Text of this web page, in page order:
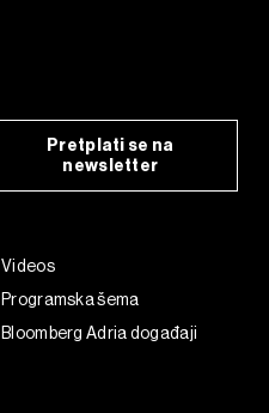
Pretplati se na
newsletter
Videos
Programska šema
Bloomberg Adria događaji